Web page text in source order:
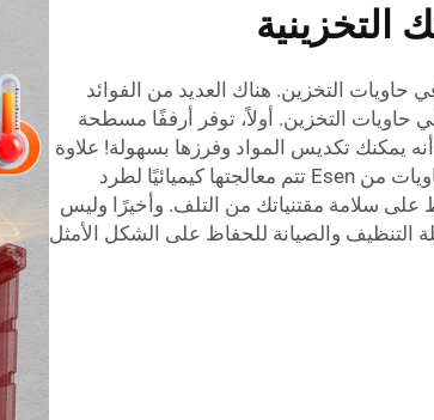
التخزينية
حاويات التخزين. هناك العديد من الفوائد
التخزين. أولاً، توفر أرففًا مسطحة
يمكنك تكديس المواد وفرزها بسهولة! علاوة
على ذلك، فإن الأرضية الخشبية للحاويات من Esen تتم معالجتها كيميائيًا لطرد
على سلامة مقتنياتك من التلف. وأخيرًا وليس
التنظيف والصيانة للحفاظ على الشكل الأمثل